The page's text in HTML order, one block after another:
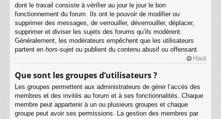
dont le travail consiste à vérifier au jour le jour le bon
fonctionnement du forum. Ils ont le pouvoir de modifier ou
supprimer des messages, de verrouiller, déverrouiller, déplacer,
supprimer et diviser les sujets des forums qu’ils modèrent.
Généralement, les modérateurs empêchent que les utilisateurs
partent en hors-sujet ou publient du contenu abusif ou offensant.
Haut
Que sont les groupes d’utilisateurs ?
Les groupes permettent aux administrateurs de gérer l’accès des
membres et des invités au forum et à ses fonctionnalités. Chaque
membre peut appartenir à un ou plusieurs groupes et chaque
groupe peut avoir ses permissions. La gestion des membres par